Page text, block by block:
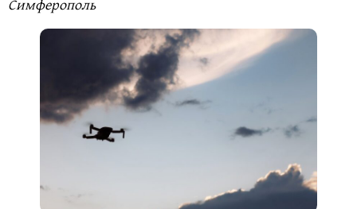
Симферополь